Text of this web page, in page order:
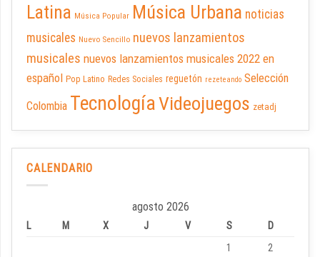
Latina Música Popular Música Urbana noticias
musicales Nuevo Sencillo nuevos lanzamientos
musicales nuevos lanzamientos musicales 2022 en
español Pop Latino Redes Sociales reguetón rezeteando Selección
Colombia TecnologíaVideojuegos zetadj
CALENDARIO
agosto 2026
L M X J V S
D
1
2